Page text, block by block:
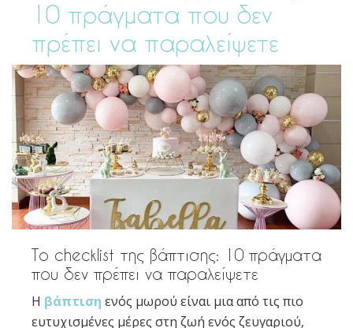
10 πράγματα που δεν
πρέπει να παραλείψετε
Το checklist της βάπτισης: 10 πράγματα
που δεν πρέπει να παραλείψετε
Η βάπτιση ενός μωρού είναι μια από τις πιο
ευτυχισμένες μέρες στη ζωή ενός ζευγαριού,